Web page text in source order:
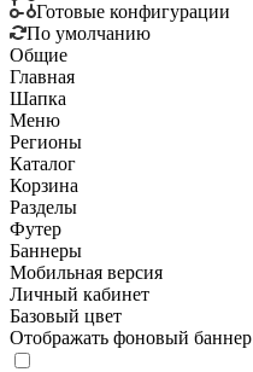
Готовые конфигурации
По умолчанию
Общие
Главная
Шапка
Меню
Регионы
Каталог
Корзина
Разделы
Футер
Баннеры
Мобильная версия
Личный кабинет
Базовый цвет
Отображать фоновый баннер